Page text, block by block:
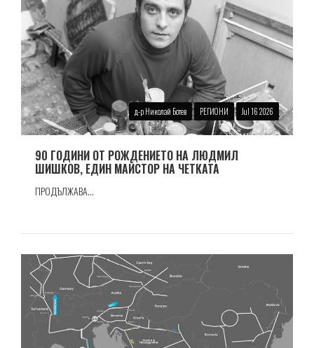
д-р Николай Ботев РЕГИОНИ Jul 16 2026
90 ГОДИНИ ОТ РОЖДЕНИЕТО НА ЛЮДМИЛ
ШИШКОВ, ЕДИН МАЙСТОР НА ЧЕТКАТА
ПРОДЪЛЖАВА...